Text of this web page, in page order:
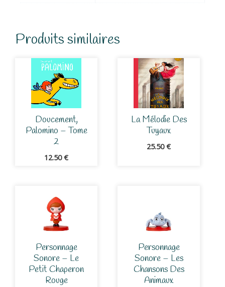
Produits similaires
Doucement,
Palomino – Tome
2
12.50€
La Mélodie Des
Tuyaux
25.50€
Personnage
Sonore – Le
Petit Chaperon
Rouge
Personnage
Sonore – Les
Chansons Des
Animaux